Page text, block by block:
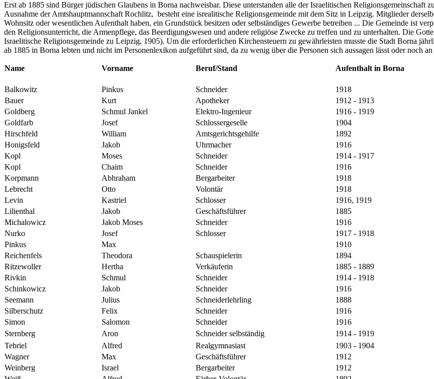
Erst ab 1885 sind Bürger jüdischen Glaubens in Borna nachweisbar. Diese unterstanden alle der Israelitischen
Ausnahme der Amtshauptmannschaft Rochlitz, besteht eine isrealitische Religionsgemeinde mit dem Sitz in Leipzig. Mitglieder
Wohnsitz oder wesentlichen Aufenthalt haben, ein Grundstück besitzen oder selbständiges Gewerbe betreiben ... Die Gemeinde ist
den Religionsunterricht, die Armenpflege, das Beerdigungswesen und andere religiöse Zwecke zu treffen und zu unterhalten. Die
Israelitische Religionsgemeinde zu Leipzig, 1905). Um die erforderlichen Kirchensteuern zu gewährleisten musste die Stadt Borna
ab 1885 in Borna lebten und nicht im Personenlexikon aufgeführt sind, da zu wenig über die Personen sich aussagen lässt oder noch
Name Vorname Beruf/Stand Aufenthalt in Borna
Balkowitz Pinkus Schneider 1918
Bauer
Kurt Apotheker 1912 - 1913
Goldberg
Schmul Jankel Elektro-Ingenieur 1916 - 1919
Goldfarb
Josef Schlossergeselle
1904
Hirschfeld
William Amtsgerichtsgehilfe 1892
Honigsfeld
Jakob Uhrmacher 1916
Kopl
Moses Schneider 1914 - 1917
Kopl
Chaim Schneider 1916
Korpmann
Abhraham Bergarbeiter 1918
Lebrecht
Otto Volontär 1918
Levin
Kastriel Schlosser 1916, 1919
Lilienthal
Jakob Geschäftsführer 1885
Michalowicz
Jakob Moses Schneider 1916
Nurko
Josef Schlosser 1917 - 1918
Pinkus
Max 1910
Reichenfels
Theodora Schauspielerin 1894
Ritzewoller
Hertha Verkäuferin 1885 - 1889
Rivkin
Schmul Schneider 1914 - 1918
Schinkowicz
Jakob Schneider 1916
Seemann
Julius Schneiderlehrling 1888
Silberschutz
Felix Schneider 1916
Simon
Salomon Schneider 1916
Sternberg
Aron Schneider selbständig 1914 - 1919
Tebriel
Alfred Realgymnasiast
1903 - 1904
Wagner
Max Geschäftsführer 1912
Weinberg
Israel Bergarbeiter 1912